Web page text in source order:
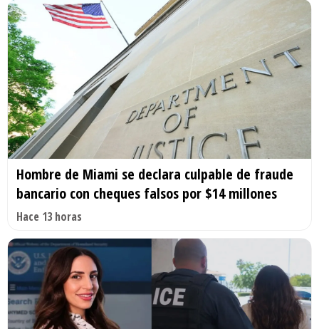
Hombre de Miami se declara culpable de fraude
bancario con cheques falsos por $14 millones
Hace 13 horas